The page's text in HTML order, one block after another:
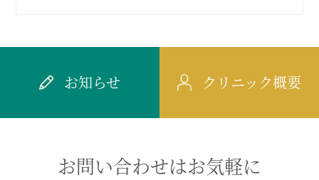
お知らせ クリニック概要
お問い合わせはお気軽に